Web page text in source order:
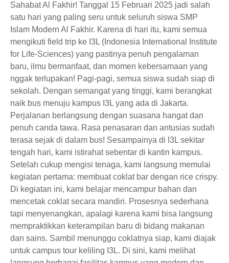
Sahabat Al Fakhir! Tanggal 15 Februari 2025 jadi salah
satu hari yang paling seru untuk seluruh siswa SMP
Islam Modern Al Fakhir. Karena di hari itu, kami semua
mengikuti field trip ke I3L (Indonesia International Institute
for Life-Sciences) yang pastinya penuh pengalaman
baru, ilmu bermanfaat, dan momen kebersamaan yang
nggak terlupakan! Pagi-pagi, semua siswa sudah siap di
sekolah. Dengan semangat yang tinggi, kami berangkat
naik bus menuju kampus I3L yang ada di Jakarta.
Perjalanan berlangsung dengan suasana hangat dan
penuh canda tawa. Rasa penasaran dan antusias sudah
terasa sejak di dalam bus! Sesampainya di I3L sekitar
tengah hari, kami istirahat sebentar di kantin kampus.
Setelah cukup mengisi tenaga, kami langsung memulai
kegiatan pertama: membuat coklat bar dengan rice crispy.
Di kegiatan ini, kami belajar mencampur bahan dan
mencetak coklat secara mandiri. Prosesnya sederhana
tapi menyenangkan, apalagi karena kami bisa langsung
mempraktikkan keterampilan baru di bidang makanan
dan sains. Sambil menunggu coklatnya siap, kami diajak
untuk campus tour keliling I3L. Di sini, kami melihat